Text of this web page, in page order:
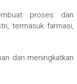
proses dan
termasuk farmasi,
dan meningkatkan